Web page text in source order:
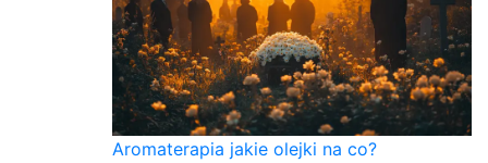
Aromaterapia jakie olejki na co?